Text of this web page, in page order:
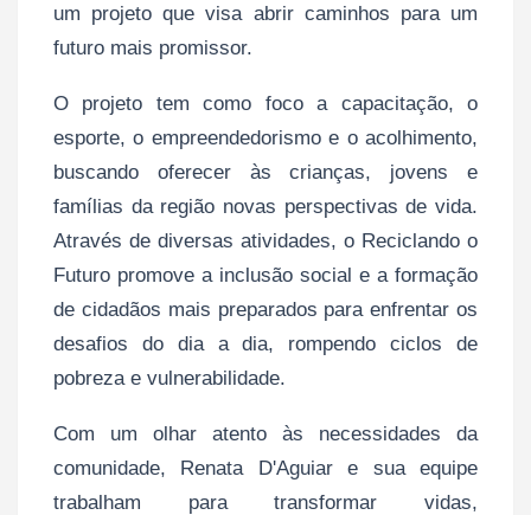
um projeto que visa abrir caminhos para um
futuro mais promissor.
O projeto tem como foco a capacitação, o
esporte, o empreendedorismo e o acolhimento,
buscando oferecer às crianças, jovens e
famílias da região novas perspectivas de vida.
Através de diversas atividades, o Reciclando o
Futuro promove a inclusão social e a formação
de cidadãos mais preparados para enfrentar os
desafios do dia a dia, rompendo ciclos de
pobreza e vulnerabilidade.
Com um olhar atento às necessidades da
comunidade, Renata D'Aguiar e sua equipe
trabalham para transformar vidas,